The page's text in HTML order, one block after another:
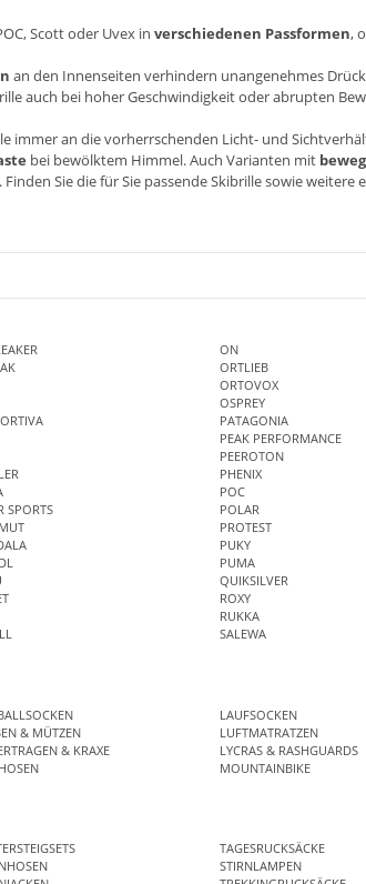
,Scottoder Uvex in verschiedenen Passformen,
an den Innenseiten verhindern unangenehmes
auch bei hoher Geschwindigkeit oder abrupten
immer an die vorherrschenden Licht- und
bei bewölktem Himmel. Auch Varianten mit
Sie die für Sie passende Skibrille sowie weitere
SPORTS
ON
ORTLIEB
ORTOVOX
OSPREY
PATAGONIA
PEAK PERFORMANCE
PEEROTON
PHENIX
POC
POLAR
PROTEST
PUKY
PUMA
QUIKSILVER
ROXY
RUKKA
SALEWA
& MÜTZEN
& KRAXE
LAUFSOCKEN
LUFTMATRATZEN
LYCRAS & RASHGUARDS
MOUNTAINBIKE
TAGESRUCKSÄCKE
STIRNLAMPEN